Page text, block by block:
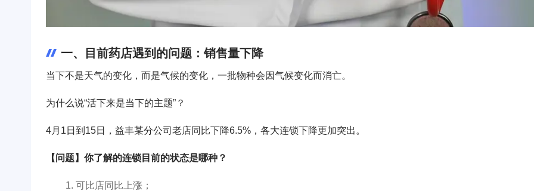
一、目前药店遇到的问题：销售量下降
当下不是天气的变化，而是气候的变化，一批物种会因气候变化而消亡。
为什么说“活下来是当下的主题”？
4月1日到15日，益丰某分公司老店同比下降6.5%，各大连锁下降更加突出。
【问题】你了解的连锁目前的状态是哪种？
可比店同比上涨；